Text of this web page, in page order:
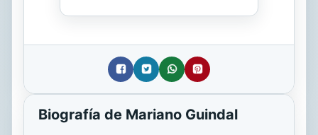
Biografía de Mariano Guindal